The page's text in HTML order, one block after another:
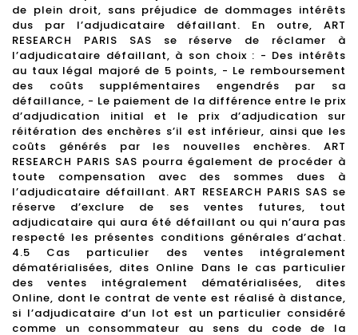
de plein droit, sans préjudice de dommages intérêts
dus par l’adjudicataire défaillant. En outre, ART
RESEARCH PARIS SAS se réserve de réclamer à
l’adjudicataire défaillant, à son choix : - Des intérêts
au taux légal majoré de 5 points, - Le remboursement
des coûts supplémentaires engendrés par sa
défaillance, - Le paiement de la différence entre le prix
d’adjudication initial et le prix d’adjudication sur
réitération des enchères s’il est inférieur, ainsi que les
coûts générés par les nouvelles enchères. ART
RESEARCH PARIS SAS pourra également de procéder à
toute compensation avec des sommes dues à
l’adjudicataire défaillant. ART RESEARCH PARIS SAS se
réserve d’exclure de ses ventes futures, tout
adjudicataire qui aura été défaillant ou qui n’aura pas
respecté les présentes conditions générales d’achat.
4.5 Cas particulier des ventes intégralement
dématérialisées, dites Online Dans le cas particulier
des ventes intégralement dématérialisées, dites
Online, dont le contrat de vente est réalisé à distance,
si l’adjudicataire d’un lot est un particulier considéré
comme un consommateur au sens du code de la